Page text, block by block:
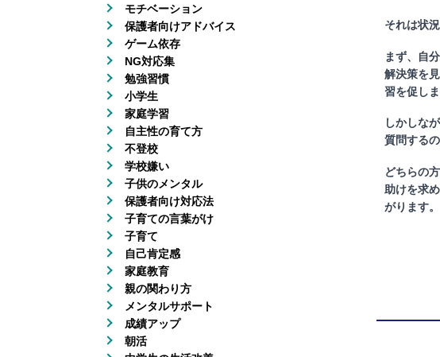
それは状
まず、自
解決策を
習を促しま
しかしな
質問する
どちらの
助けを求
がります。
モチベーション
保護者向けアドバイス
ゲーム依存
NG対応集
勉強習慣
小学生
家庭学習
自主性の育て方
不登校
学校嫌い
子供のメンタル
保護者向け対応法
子育ての言葉がけ
子育て
自己肯定感
家庭教育
親の関わり方
メンタルサポート
成績アップ
朝活